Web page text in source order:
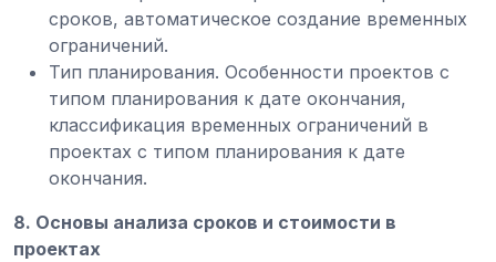
сроков, автоматическое создание временных
ограничений.
Тип планирования. Особенности проектов с
типом планирования к дате окончания,
классификация временных ограничений в
проектах с типом планирования к дате
окончания.
8. Основы анализа сроков и стоимости в
проектах